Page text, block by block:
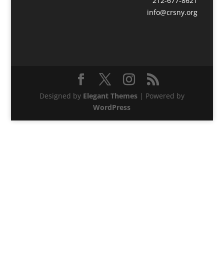
info@crsny.org
Designed by Elegant Themes| Powered by
WordPress